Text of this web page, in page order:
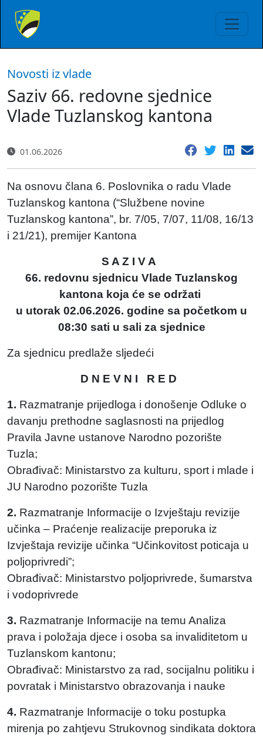
Novosti iz vlade
Saziv 66. redovne sjednice
Vlade Tuzlanskog kantona
01.06.2026
Na osnovu člana 6. Poslovnika o radu Vlade
Tuzlanskog kantona (“Službene novine
Tuzlanskog kantona”, br. 7/05, 7/07, 11/08, 16/13
i 21/21), premijer Kantona
S A Z I V A
66. redovnu sjednicu Vlade Tuzlanskog
kantona koja će se održati
u utorak 02.06.2026. godine sa početkom u
08:30 sati u sali za sjednice
Za sjednicu predlaže sljedeći
D N E V N I R E D
1. Razmatranje prijedloga i donošenje Odluke o
davanju prethodne saglasnosti na prijedlog
Pravila Javne ustanove Narodno pozorište
Tuzla;
Obrađivač: Ministarstvo za kulturu, sport i mlade i
JU Narodno pozorište Tuzla
2. Razmatranje Informacije o Izvještaju revizije
učinka – Praćenje realizacije preporuka iz
Izvještaja revizije učinka “Učinkovitost poticaja u
poljoprivredi”;
Obrađivač: Ministarstvo poljoprivrede, šumarstva
i vodoprivrede
3. Razmatranje Informacije na temu Analiza
prava i položaja djece i osoba sa invaliditetom u
Tuzlanskom kantonu;
Obrađivač: Ministarstvo za rad, socijalnu politiku i
povratak i Ministarstvo obrazovanja i nauke
4. Razmatranje Informacije o toku postupka
mirenja po zahtjevu Strukovnog sindikata doktora